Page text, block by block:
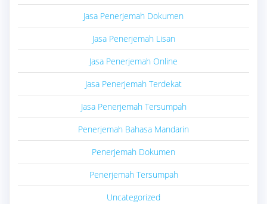
Jasa Penerjemah Dokumen
Jasa Penerjemah Lisan
Jasa Penerjemah Online
Jasa Penerjemah Terdekat
Jasa Penerjemah Tersumpah
Penerjemah Bahasa Mandarin
Penerjemah Dokumen
Penerjemah Tersumpah
Uncategorized